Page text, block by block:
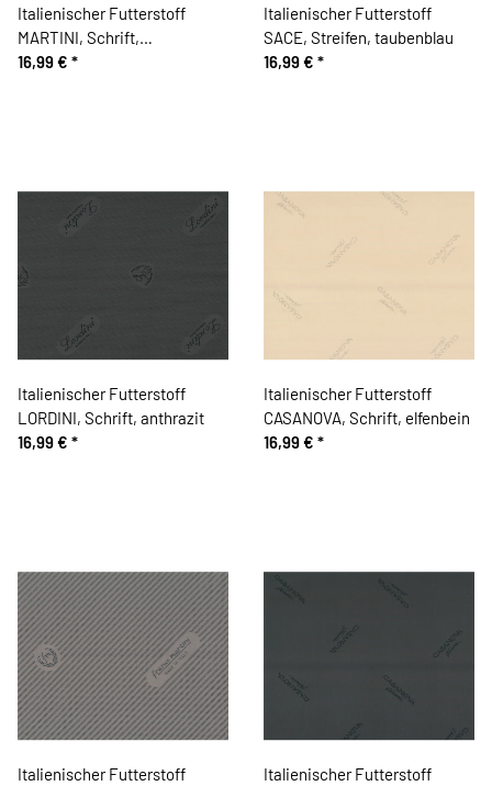
Italienischer Futterstoff
MARTINI, Schrift,
schlammbraun
16,99 € *
Italienischer Futterstoff
SACE, Streifen, taubenblau
16,99 € *
Italienischer Futterstoff
LORDINI, Schrift, anthrazit
16,99 € *
Italienischer Futterstoff
CASANOVA, Schrift, elfenbein
16,99 € *
Italienischer Futterstoff
Italienischer Futterstoff